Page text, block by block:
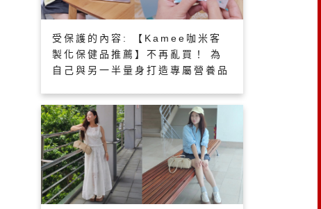
受保護的內容: 【Kamee咖米客
製化保健品推薦】不再亂買！ 為
自己與另一半量身打造專屬營養品